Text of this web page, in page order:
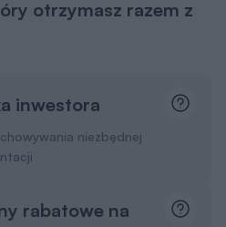
otrzymasz razem z
inwestora
niezbędnej
rabatowe na